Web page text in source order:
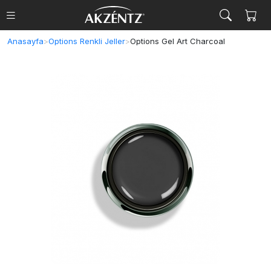
Anasayfa>Options Renkli Jeller>Options Gel Art Charcoal